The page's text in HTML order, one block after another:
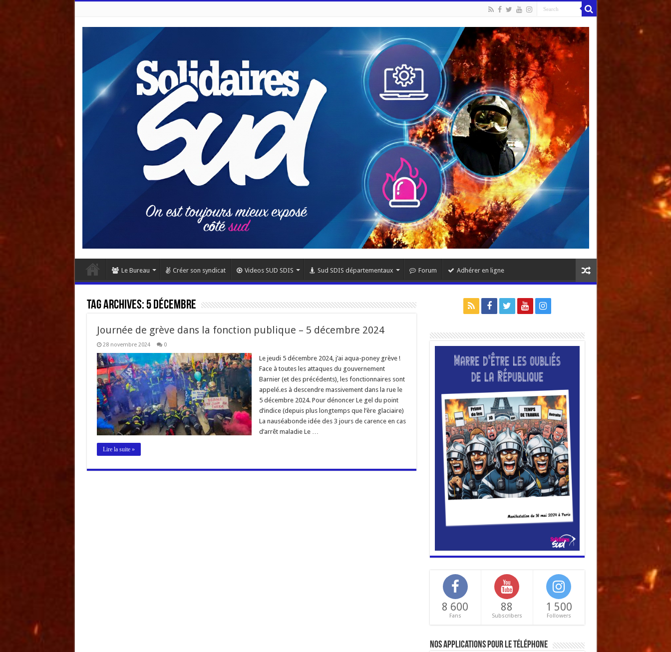
Le Bureau Créer son syndicat Videos SUD SDIS Sud SDIS départementaux Forum Adhérer en ligne
Tag Archives: 5 décembre
Journée de grève dans la fonction publique – 5 décembre 2024
28 novembre 2024 0
Le jeudi 5 décembre 2024, j’ai aqua-poney grève !
Face à toutes les attaques du gouvernement
Barnier (et des précédents), les fonctionnaires sont
appelé.es à descendre massivement dans la rue le
5 décembre 2024. Pour dénoncer Le gel du point
d’indice (depuis plus longtemps que l’ère glaciaire)
La nauséabonde idée des 3 jours de carence en cas
d’arrêt maladie Le …
Lire la suite »
8 600
Fans
88
Subscribers
1 500
Followers
Nos applications pour le téléphone